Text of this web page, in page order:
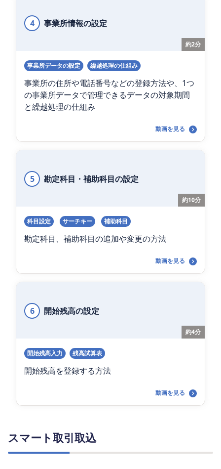
4 事業所情報の設定
約2分
事業所データの設定 繰越処理の仕組み
事業所の住所や電話番号などの登録方法や、1つ
の事業所データで管理できるデータの対象期間
と繰越処理の仕組み
動画を見る
5 勘定科目・補助科目の設定
約10分
科目設定 サーチキー 補助科目
勘定科目、補助科目の追加や変更の方法
動画を見る
6 開始残高の設定
約4分
開始残高入力 残高試算表
開始残高を登録する方法
動画を見る
スマート取引取込